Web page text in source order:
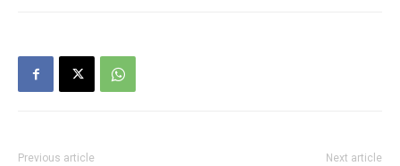
Previous article Next article